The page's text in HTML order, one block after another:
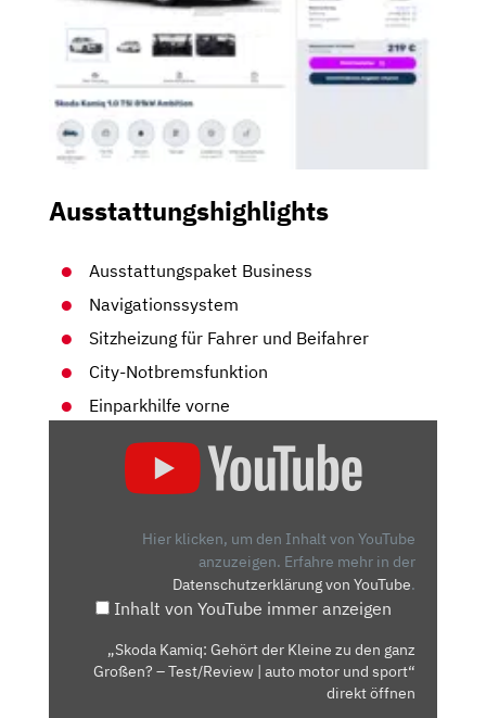
Ausstattungshighlights
Ausstattungspaket Business
Navigationssystem
Sitzheizung für Fahrer und Beifahrer
City-Notbremsfunktion
Einparkhilfe vorne
GROSSEN? –
Hier klicken, um den Inhalt von YouTube
anzuzeigen. Erfahre mehr in der
Datenschutzerklärung von YouTube.
Inhalt von YouTube immer anzeigen
„Skoda Kamiq: Gehört der Kleine zu den ganz
Großen? – Test/Review | auto motor und sport“
direkt öffnen